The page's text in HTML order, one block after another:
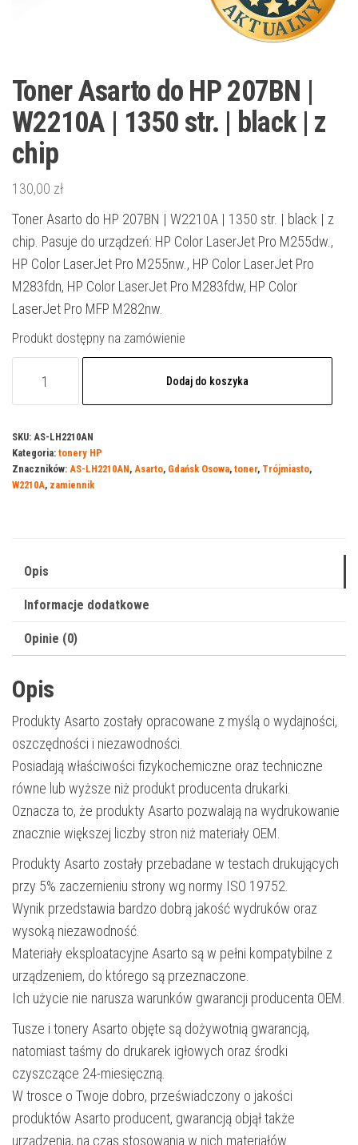
Toner Asarto do HP 207BN |
W2210A | 1350 str. | black | z
chip
130,00 zł
Toner Asarto do HP 207BN | W2210A | 1350 str. | black | z
chip. Pasuje do urządzeń: HP Color LaserJet Pro M255dw.,
HP Color LaserJet Pro M255nw., HP Color LaserJet Pro
M283fdn, HP Color LaserJet Pro M283fdw, HP Color
LaserJet Pro MFP M282nw.
Produkt dostępny na zamówienie
do
HP
207BN
1350
black
|
z
chip
Dodaj do koszyka
SKU: AS-LH2210AN
Kategoria: tonery HP
Znaczników: AS-LH2210AN, Asarto, Gdańsk Osowa, toner, Trójmiasto,
W2210A, zamiennik
Opis
Informacje dodatkowe
Opinie (0)
Opis
Produkty Asarto zostały opracowane z myślą o wydajności,
oszczędności i niezawodności.
Posiadają właściwości fizykochemiczne oraz techniczne
równe lub wyższe niż produkt producenta drukarki.
Oznacza to, że produkty Asarto pozwalają na wydrukowanie
znacznie większej liczby stron niż materiały OEM.
Produkty Asarto zostały przebadane w testach drukujących
przy 5% zaczernieniu strony wg normy ISO 19752.
Wynik przedstawia bardzo dobrą jakość wydruków oraz
wysoką niezawodność.
Materiały eksploatacyjne Asarto są w pełni kompatybilne z
urządzeniem, do którego są przeznaczone.
Ich użycie nie narusza warunków gwarancji producenta OEM.
Tusze i tonery Asarto objęte są dożywotnią gwarancją,
natomiast taśmy do drukarek igłowych oraz środki
czyszczące 24-miesięczną.
W trosce o Twoje dobro, przeświadczony o jakości
produktów Asarto producent, gwarancją objął także
urządzenia, na czas stosowania w nich materiałów